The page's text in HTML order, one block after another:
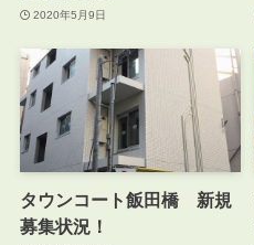
2020年5月9日
タウンコート飯田橋 新規
募集状況！